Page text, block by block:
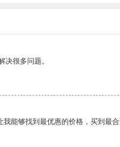
决很多问题。
能够找到最优惠的价格，买到最合